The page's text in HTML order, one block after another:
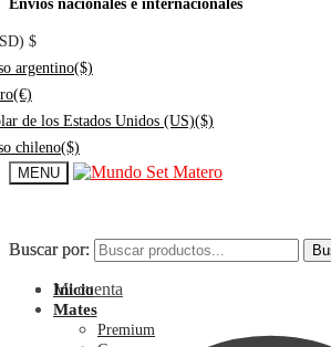
Envios nacionales e internacionales
$
argentino($)
(€)
de los Estados Unidos (US)($)
chileno($)
MENU
Buscar por:
Mi cuenta
Buscar por:
Inicio
Mates
Premium